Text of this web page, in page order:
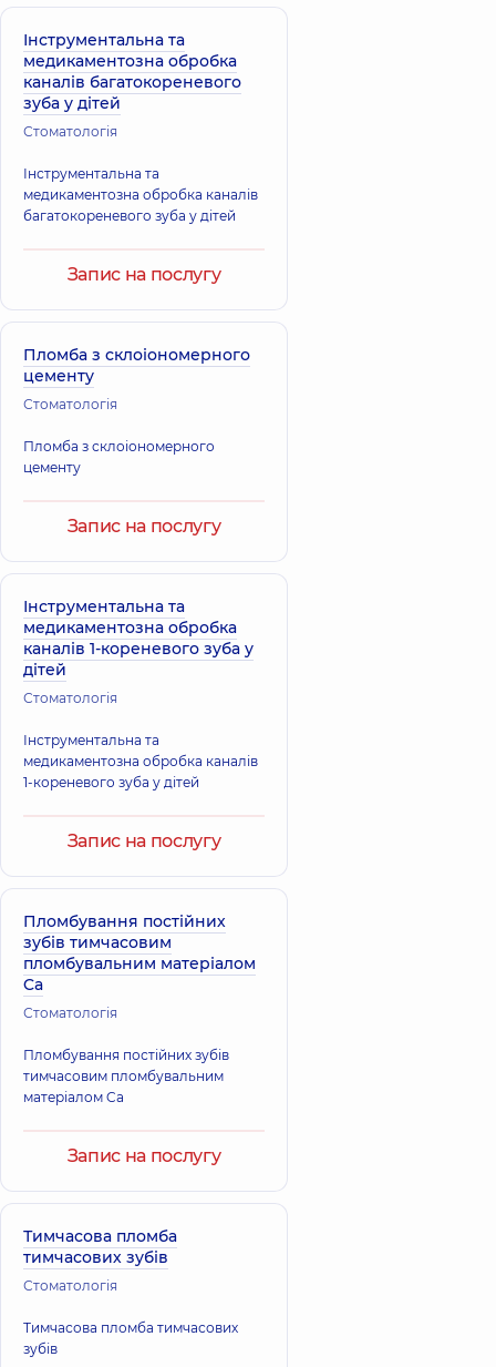
Інструментальна та
медикаментозна обробка
каналів багатокореневого
зуба у дітей
Стоматологія
Інструментальна та
медикаментозна обробка каналів
багатокореневого зуба у дітей
Запис на послугу
Пломба з склоіономерного
цементу
Стоматологія
Пломба з склоіономерного
цементу
Запис на послугу
Інструментальна та
медикаментозна обробка
каналів 1-кореневого зуба у
дітей
Стоматологія
Інструментальна та
медикаментозна обробка каналів
1-кореневого зуба у дітей
Запис на послугу
Пломбування постійних
зубів тимчасовим
пломбувальним матеріалом
Ca
Стоматологія
Пломбування постійних зубів
тимчасовим пломбувальним
матеріалом Ca
Запис на послугу
Тимчасова пломба
тимчасових зубів
Стоматологія
Тимчасова пломба тимчасових
зубів